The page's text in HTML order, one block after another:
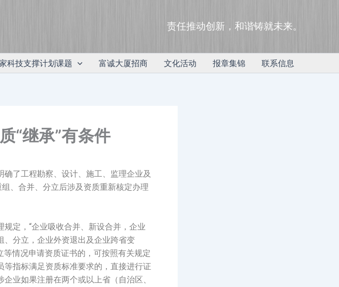
责任推动创新，和谐铸就未来。
科技支撑计划课题 富诚大厦招商 文化活动 报章集锦 联系信息
“继承”有条件
了工程勘察、设计、施工、监理企业及
、合并、分立后涉及资质重新核定办理
定，“企业吸收合并、新设合并，企业
分立，企业外资退出及企业跨省变
情况申请资质证书的，可按照有关规定
指标满足资质标准要求的，直接进行证
业如果注册在两个或以上省（自治区、